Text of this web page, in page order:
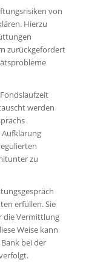
von
Hierzu
zurückgefordert
werden
zu
erfüllen. Sie
die Vermittlung
Weise kann
bei der